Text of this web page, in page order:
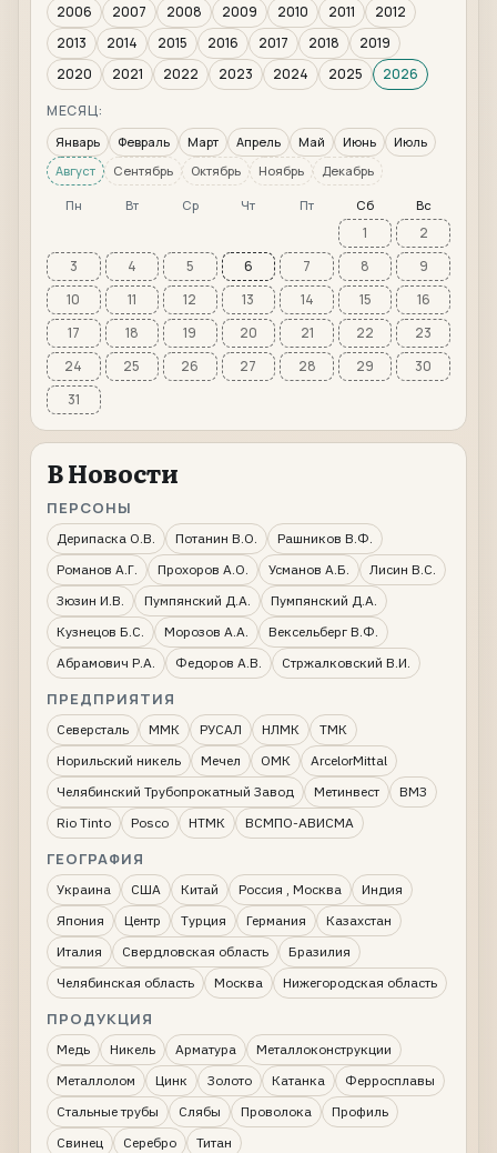
2006
2007 2008 2009 2010 2011
2012
2013
2014 2015 2016 2017 2018
2019
2020
2021 2022 2023 2024 2025
2026
МЕСЯЦ:
Январь Февраль Март Апрель Май Июнь
Июль
Август
Сентябрь Октябрь Ноябрь Декабрь
Пн Вт Ср Чт Пт Сб Вс
1
2
3
4 5 6 7 8
9
10
11 12 13 14 15
16
17
18 19 20 21 22
23
24
25 26 27 28 29
30
31
В Новости
ПЕРСОНЫ
Дерипаска О.В. Потанин В.О.
Рашников В.Ф.
Романов А.Г.
Прохоров А.О. Усманов А.Б.
Лисин В.С.
Зюзин И.В.
Пумпянский Д.А.
Пумпянский Д.А.
Кузнецов Б.С.
Морозов А.А.
Вексельберг В.Ф.
Абрамович Р.А.
Федоров А.В. Стржалковский В.И.
ПРЕДПРИЯТИЯ
Северсталь ММК РУСАЛ НЛМК
ТМК
Норильский никель
Мечел ОМК
ArcelorMittal
Челябинский Трубопрокатный Завод
Метинвест
ВМЗ
Rio Tinto
Posco НТМК ВСМПО-АВИСМА
ГЕОГРАФИЯ
Украина США Китай Россия , Москва
Индия
Япония
Центр Турция Германия
Казахстан
Италия
Свердловская область
Бразилия
Челябинская область
Москва Нижегородская область
ПРОДУКЦИЯ
Медь Никель Арматура
Металлоконструкции
Металлолом
Цинк Золото Катанка
Ферросплавы
Стальные трубы
Слябы Проволока
Профиль
Свинец
Серебро Титан